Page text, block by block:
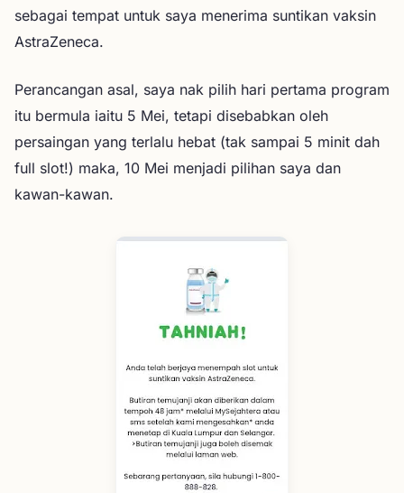
sebagai tempat untuk saya menerima suntikan vaksin
AstraZeneca.
Perancangan asal, saya nak pilih hari pertama program
itu bermula iaitu 5 Mei, tetapi disebabkan oleh
persaingan yang terlalu hebat (tak sampai 5 minit dah
full slot!) maka, 10 Mei menjadi pilihan saya dan
kawan-kawan.